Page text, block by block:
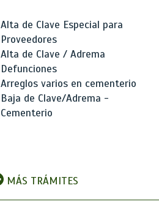
Alta de Clave Especial para
Proveedores
Alta de Clave / Adrema
Defunciones
Arreglos varios en cementerio
Baja de Clave/Adrema -
Cementerio
MÁS TRÁMITES